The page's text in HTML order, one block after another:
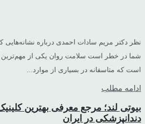
نظر دکتر مریم سادات احمدی درباره
شما در خطر است سلامت روان یکی از مهم‌ترین
است که متاسفانه در بسیاری از موارد...
ادامه مطلب
بیوتی لند؛ مرجع معرفی بهترین
دندانپزشکی در ایران